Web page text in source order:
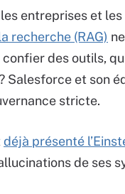
les entreprises et
recherche (RAG)
des outils,
Salesforce et son
stricte.
déjà présenté
de ses